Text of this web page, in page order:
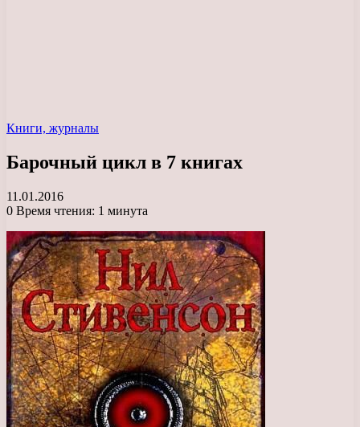
Книги, журналы
Барочный цикл в 7 книгах
11.01.2016
0 Время чтения: 1 минута